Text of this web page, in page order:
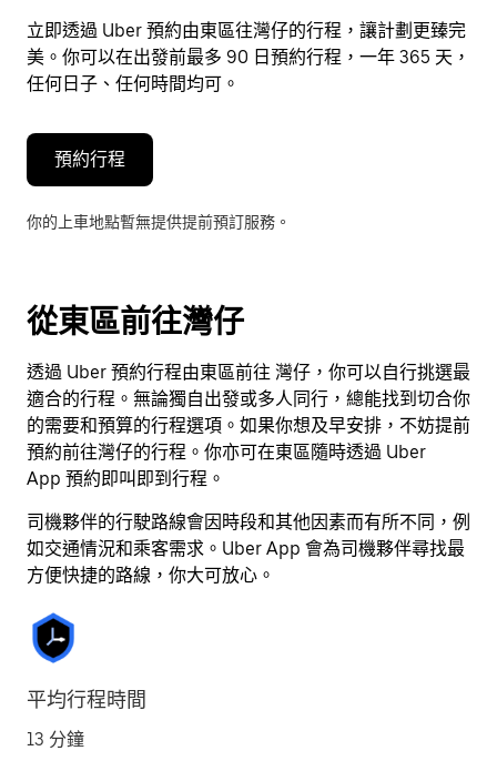
可
使
用
和
擇
按
下
按
鈕
即
可
關
閉
日
曆。
立即透過 Uber 預約由東區往灣仔的行程，讓計劃更臻完
美。你可以在出發前最多 90 日預約行程，一年 365 天，
任何日子、任何時間均可。
預約行程
你的上車地點暫無提供提前預訂服務。
從東區前往灣仔
透過 Uber 預約行程由東區前往 灣仔，你可以自行挑選最
適合的行程。無論獨自出發或多人同行，總能找到切合你
的需要和預算的行程選項。如果你想及早安排，不妨提前
預約前往灣仔的行程。你亦可在東區隨時透過 Uber
App 預約即叫即到行程。
司機夥伴的行駛路線會因時段和其他因素而有所不同，例
如交通情況和乘客需求。Uber App 會為司機夥伴尋找最
方便快捷的路線，你大可放心。
平均行程時間
13 分鐘